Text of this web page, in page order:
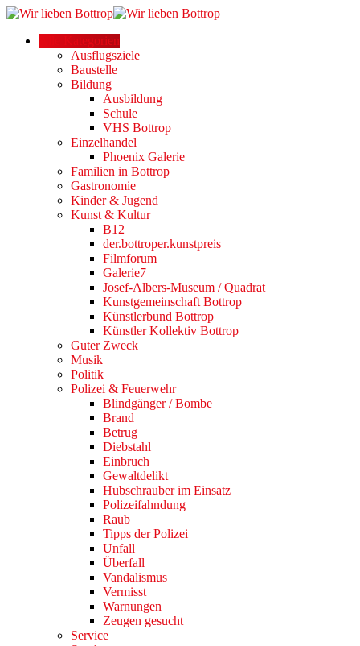
Alle Kategorien
Ausflugsziele
Baustelle
Bildung
Ausbildung
Schule
VHS Bottrop
Einzelhandel
Phoenix Galerie
Familien in Bottrop
Gastronomie
Kinder & Jugend
Kunst & Kultur
B12
der.bottroper.kunstpreis
Filmforum
Galerie7
Josef-Albers-Museum / Quadrat
Kunstgemeinschaft Bottrop
Künstlerbund Bottrop
Künstler Kollektiv Bottrop
Guter Zweck
Musik
Politik
Polizei & Feuerwehr
Blindgänger / Bombe
Brand
Betrug
Diebstahl
Einbruch
Gewaltdelikt
Hubschrauber im Einsatz
Polizeifahndung
Raub
Tipps der Polizei
Unfall
Überfall
Vandalismus
Vermisst
Warnungen
Zeugen gesucht
Service